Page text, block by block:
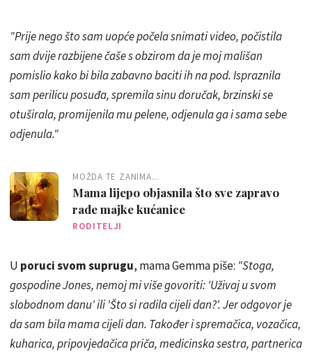
"Prije nego što sam uopće počela snimati video, počistila
sam dvije razbijene čaše s obzirom da je moj mališan
pomislio kako bi bila zabavno baciti ih na pod. Ispraznila
sam perilicu posuđa, spremila sinu doručak, brzinski se
otuširala, promijenila mu pelene, odjenula ga i sama sebe
odjenula."
MOŽDA TE ZANIMA...
Mama lijepo objasnila što sve zapravo
rade majke kućanice
RODITELJI
U poruci svom suprugu, mama Gemma piše: "Stoga,
gospodine Jones, nemoj mi više govoriti: 'Uživaj u svom
slobodnom danu' ili 'Što si radila cijeli dan?'. Jer odgovor je
da sam bila mama cijeli dan. Također i spremačica, vozačica,
kuharica, pripovjedačica priča, medicinska sestra, partnerica